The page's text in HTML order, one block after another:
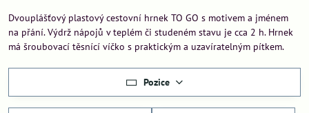
Dvouplášťový plastový cestovní hrnek TO GO s motivem a jménem
na přání. Výdrž nápojů v teplém či studeném stavu je cca 2 h. Hrnek
má šroubovací těsnící víčko s praktickým a uzavíratelným pítkem.
Pozice